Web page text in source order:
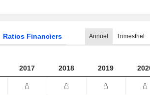
Ratios Financiers Annuel Trimestriel
2017 2018 2019